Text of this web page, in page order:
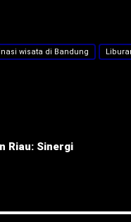
wisata di Bandung
Riau: Sinergi